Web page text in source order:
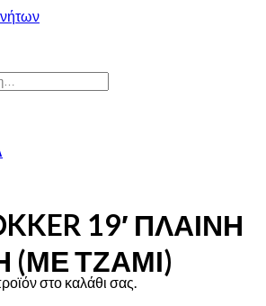
στο καλάθι σας.
19′ ΠΛΑΙΝΗ
(ΜΕ ΤΖΑΜΙ)